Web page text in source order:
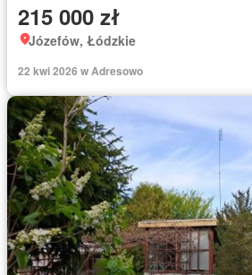
215 000 zł
Józefów, Łódzkie
22 kwi 2026 w Adresowo